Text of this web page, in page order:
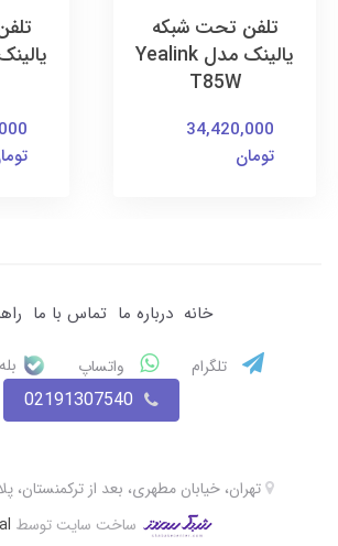
تلفن تحت شبکه
یالینک مدل Yealink
T85W
34,420,000
تومان
خانه درباره ما تماس با ما
تلگرام واتساپ بله
02191307540
ساخت سایت توسط
تهران، خیابان مطهری، بعد از ترکمنستان، پلاک 13،